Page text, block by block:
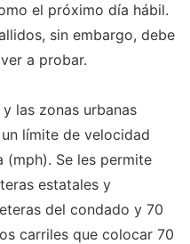
el próximo día hábil.
sin embargo, debe
a probar.
las zonas urbanas
límite de velocidad
(mph). Se les permite
estatales y
del condado y 70
carriles que colocar 70